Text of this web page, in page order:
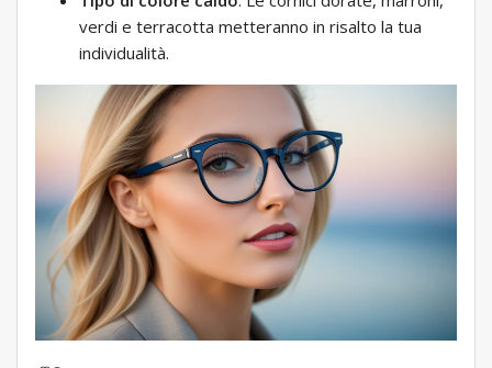
verdi e terracotta metteranno in risalto la tua
individualità.